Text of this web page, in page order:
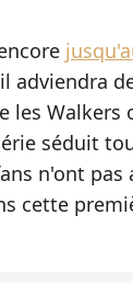
adviendra
les Walkers
séduit
n'ont pas
cette